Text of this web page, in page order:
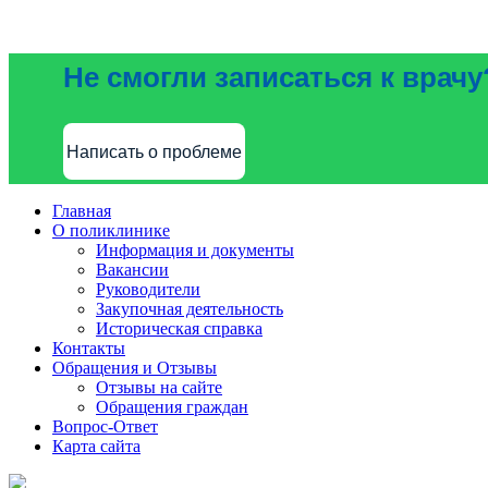
Не смогли записаться к
Написать о проблеме
Главная
О поликлинике
Информация и документы
Вакансии
Руководители
Закупочная деятельность
Историческая справка
Контакты
Обращения и Отзывы
Отзывы на сайте
Обращения граждан
Вопрос-Ответ
Карта сайта